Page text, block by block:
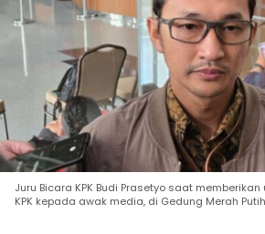
Juru Bicara KPK Budi Prasetyo saat
KPK kepada awak media, di Gedung Merah